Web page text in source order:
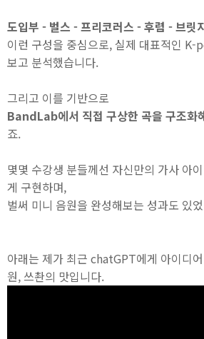
도입부 - 벌스 - 프리코러스 - 후렴 - 브릿
이런 구성을 중심으로, 실제 대표적인 K-
보고 분석했습니다.
그리고 이를 기반으로
BandLab에서 직접 구상한 곡을 구조화
죠.
몇몇 수강생 분들께선 자신만의 가사 아
게 구현하며,
벌써 미니 음원을 완성해보는 성과도 있
아래는 제가 최근 chatGPT에게 아이디
원, 쓰촨의 맛입니다.